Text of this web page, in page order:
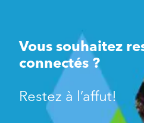
Vous souhaitez
connectés ?
Restez à l’affut!